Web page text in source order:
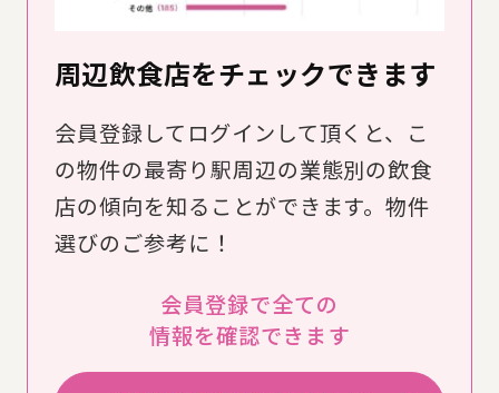
周辺飲食店をチェックできます
会員登録してログインして頂くと、こ
の物件の最寄り駅周辺の業態別の飲食
店の傾向を知ることができます。物件
選びのご参考に！
会員登録で全ての
情報を確認できます